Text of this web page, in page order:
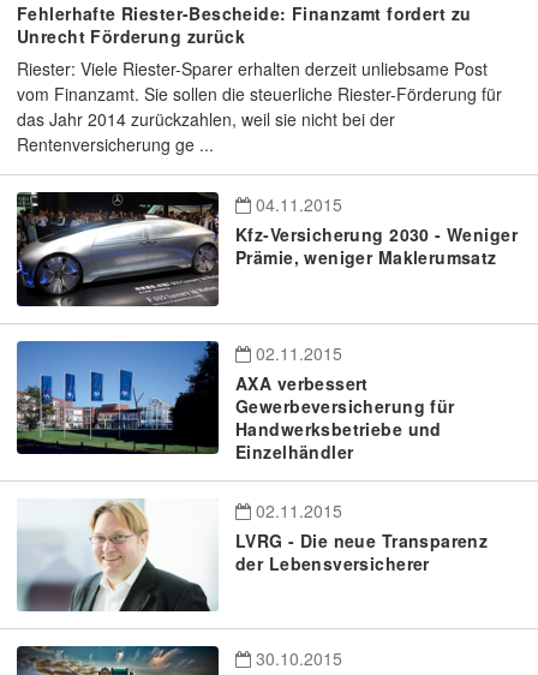
Fehlerhafte Riester-Bescheide: Finanzamt fordert zu
Unrecht Förderung zurück
Riester: Viele Riester-Sparer erhalten derzeit unliebsame Post
vom Finanzamt. Sie sollen die steuerliche Riester-Förderung für
das Jahr 2014 zurückzahlen, weil sie nicht bei der
Rentenversicherung ge ...
04.11.2015
Kfz-Versicherung 2030 - Weniger
Prämie, weniger Maklerumsatz
02.11.2015
AXA verbessert
Gewerbeversicherung für
Handwerksbetriebe und
Einzelhändler
02.11.2015
LVRG - Die neue Transparenz
der Lebensversicherer
30.10.2015